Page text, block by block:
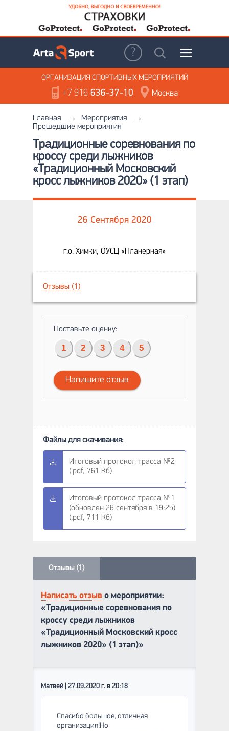
ОРГАНИЗАЦИЯ СПОРТИВНЫХ МЕРОПРИЯТИЙ
+7 916636-37-10 Москва
Главная
Мероприятия
Прошедшие мероприятия
Традиционные соревнования по
кроссу среди лыжников
«Традиционный Московский
кросс лыжников 2020» (1 этап)
26 Сентября 2020
г.о. Химки, ОУСЦ «Планерная»
Отзывы (1)
Поставьте оценку:
1 2 3 4 5
Напишите отзыв
Итоговый протокол трасса №2
(.pdf, 761 Кб)
Итоговый протокол трасса №1
(обновлен 26 сентября в 19:25)
(.pdf, 711 Кб)
Отзывы (1)
Написать отзыв о мероприятии:
«Традиционные соревнования по
кроссу среди лыжников
«Традиционный Московский кросс
лыжников 2020» (1 этап)»
Матвей | 27.09.2020 г. в 20:18
Спасибо большое, отличная
организация!Но